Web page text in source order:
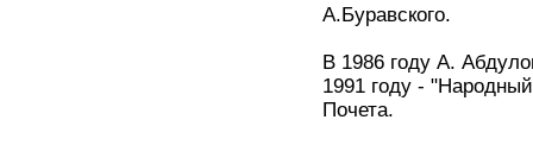
А.Буравского.
В 1986 году А.
1991 году -
Почета.